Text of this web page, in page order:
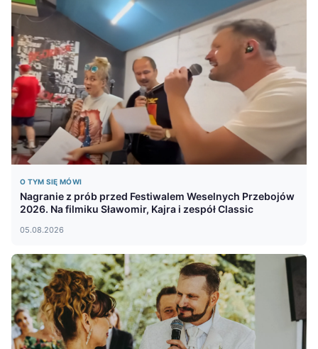
O TYM SIĘ MÓWI
Nagranie z prób przed Festiwalem Weselnych Przebojów
2026. Na filmiku Sławomir, Kajra i zespół Classic
05.08.2026